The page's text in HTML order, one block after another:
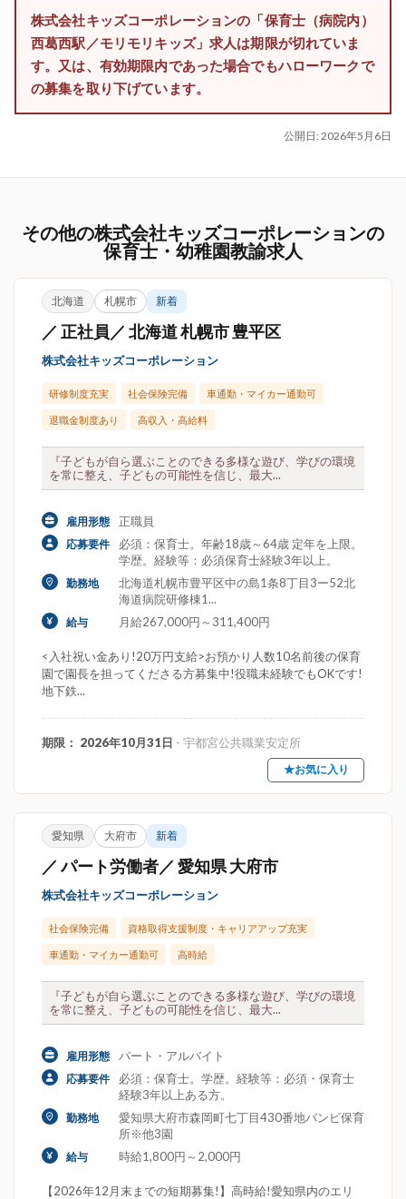
株式会社キッズコーポレーションの「保育士（病院内）
西葛西駅／モリモリキッズ」求人は期限が切れていま
す。又は、有効期限内であった場合でもハローワークで
の募集を取り下げています。
公開日: 2026年5月6日
その他の株式会社キッズコーポレーションの
保育士・幼稚園教諭求人
北海道 札幌市 新着
／ 正社員／ 北海道 札幌市 豊平区
株式会社キッズコーポレーション
研修制度充実 社会保険完備 車通勤・マイカー通勤可
退職金制度あり 高収入・高給料
『子どもが自ら選ぶことのできる多様な遊び、学びの環境
を常に整え、子どもの可能性を信じ、最大...
雇用形態 正職員
応募要件
必須：保育士。年齢18歳～64歳 定年を上限。
学歴。経験等：必須保育士経験3年以上。
勤務地
北海道札幌市豊平区中の島1条8丁目3ー52北
海道病院研修棟1...
給与 月給267,000円～311,400円
<入社祝い金あり!20万円支給>お預かり人数10名前後の保育
園で園長を担ってくださる方募集中!役職未経験でもOKです!
地下鉄...
期限： 2026年10月31日 - 宇都宮公共職業安定所
★お気に入り
愛知県 大府市 新着
／ パート労働者／ 愛知県 大府市
株式会社キッズコーポレーション
社会保険完備 資格取得支援制度・キャリアアップ充実
車通勤・マイカー通勤可 高時給
『子どもが自ら選ぶことのできる多様な遊び、学びの環境
を常に整え、子どもの可能性を信じ、最大...
雇用形態 パート・アルバイト
応募要件
必須：保育士。学歴。経験等：必須・保育士
経験3年以上ある方。
勤務地
愛知県大府市森岡町七丁目430番地バンビ保育
所※他3園
給与 時給1,800円～2,000円
【2026年12月末までの短期募集!】高時給!愛知県内のエリ